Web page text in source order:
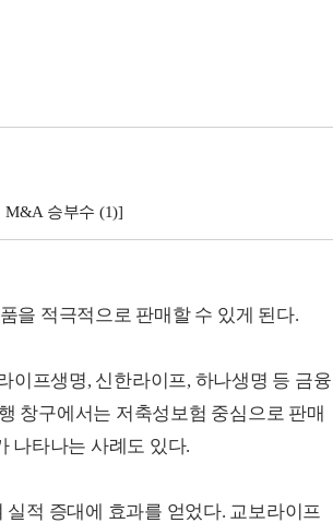
M&A 승부수 (1)]
을 적극적으로 판매할 수 있게 된다.
이프생명, 신한라이프, 하나생명 등 금융
창구에서는 저축성보험 중심으로 판매
나타나는 사례도 있다.
적 증대에 효과를 얻었다. 교보라이프